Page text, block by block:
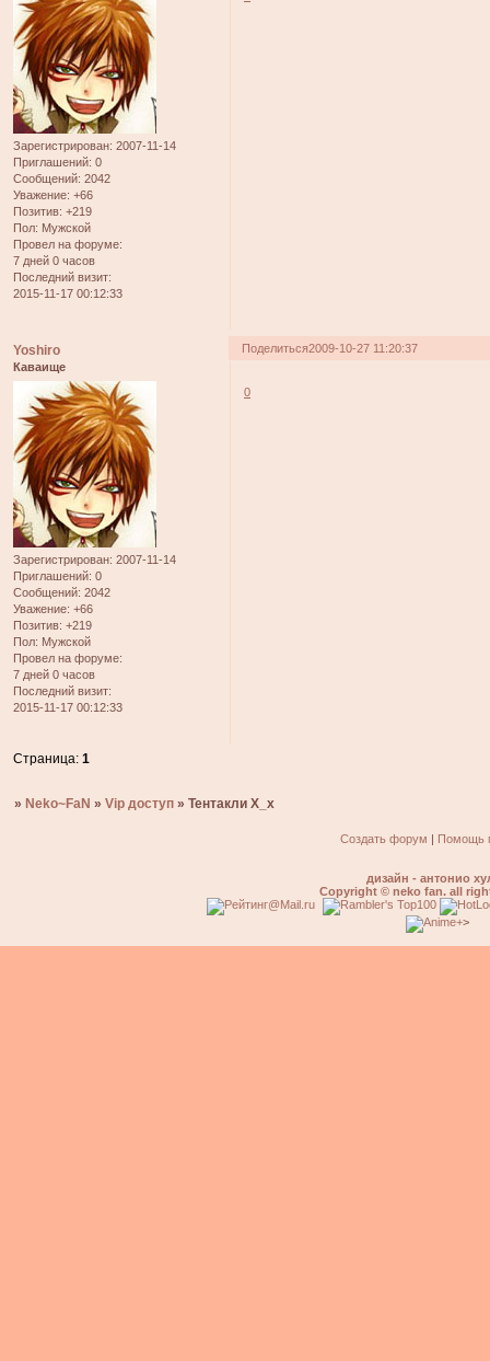
Зарегистрирован: 2007-11-14
Приглашений: 0
Сообщений: 2042
Уважение: +66
Позитив: +219
Пол: Мужской
Провел на форуме:
7 дней 0 часов
Последний визит:
2015-11-17 00:12:33
Поделиться2009-10-27 11:20:37
Yoshiro
Каваище
Зарегистрирован: 2007-11-14
Приглашений: 0
Сообщений: 2042
Уважение: +66
Позитив: +219
Пол: Мужской
Провел на форуме:
7 дней 0 часов
Последний визит:
2015-11-17 00:12:33
0
Страница:1
» Neko~FaN »Vip доступ »Тентакли Х_х
Создать форум | Помощь
дизайн - антонио
Copyright © neko fan. all
>